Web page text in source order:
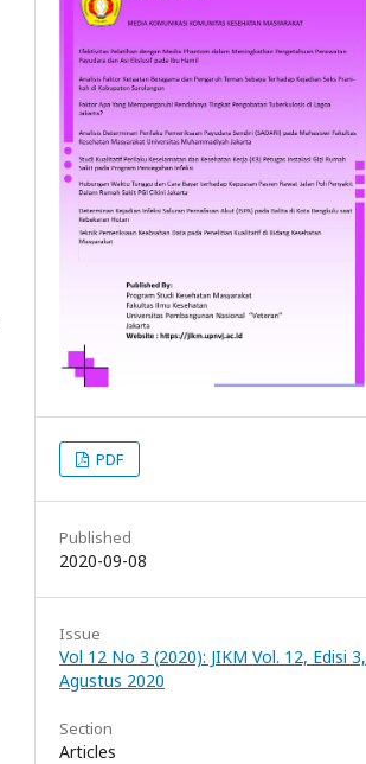
PDF
Published
2020-09-08
Issue
Vol 12 No 3 (2020): JIKM Vol. 12, Edisi 3,
Agustus 2020
Section
Articles